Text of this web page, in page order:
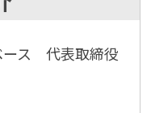
ース 代表取締役